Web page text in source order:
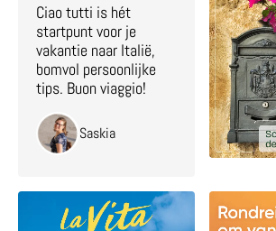
Ciao tutti is hét
startpunt voor je
vakantie naar Italië,
bomvol persoonlijke
tips. Buon viaggio!
Saskia